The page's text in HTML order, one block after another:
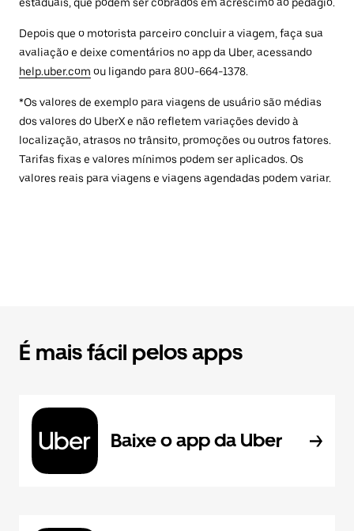
Depois que o motorista parceiro concluir a viagem, faça sua
avaliação e deixe comentários no app da Uber, acessando
help.uber.com ou ligando para 800-664-1378.
*Os valores de exemplo para viagens de usuário são médias
dos valores do UberX e não refletem variações devido à
localização, atrasos no trânsito, promoções ou outros fatores.
Tarifas fixas e valores mínimos podem ser aplicados. Os
valores reais para viagens e viagens agendadas podem variar.
É mais fácil pelos apps
Baixe o app da Uber